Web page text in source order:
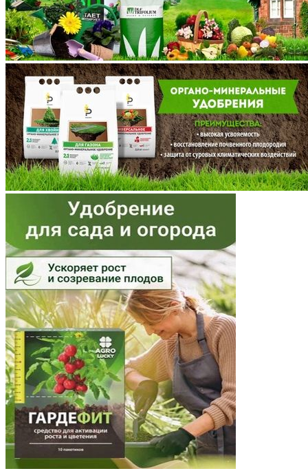
Магаданская область
Марий Эл
Мордовия
Московская область
Мурманская область
Ненецкий АО
Нижегородская область
Новгородская область
Новосибирская область
Омская область
Оренбургская область
Орловская область
Пензенская область
Пермский край
Приморский край
Псковская область
Ростовская область